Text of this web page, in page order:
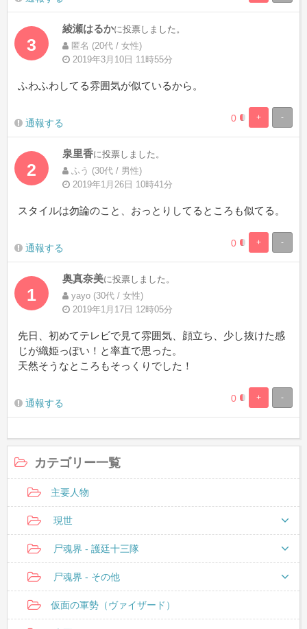
3
綾瀬はるかに投票しました。
匿名 (20代 / 女性)
2019年3月10日 11時55分
ふわふわしてる雰囲気が似ているから。
-
+
12.5%
87.5%
0
通報する
2
泉里香に投票しました。
ふう (30代 / 男性)
2019年1月26日 10時41分
スタイルは勿論のこと、おっとりしてるところも似てる。
-
+
12.5%
87.5%
0
通報する
1
奥真奈美に投票しました。
yayo (30代 / 女性)
2019年1月17日 12時05分
先日、初めてテレビで見て雰囲気、顔立ち、少し抜けた感
じが織姫っぽい！と率直で思った。
天然そうなところもそっくりでした！
-
+
12.5%
87.5%
0
通報する
カテゴリー一覧
主要人物
現世
尸魂界 - 護廷十三隊
尸魂界 - その他
仮面の軍勢（ヴァイザード）